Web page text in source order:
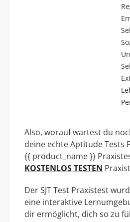
Also, worauf wartest du
deine echte Aptitude Tests
{{ product_name }}
KOSTENLOS TESTEN
Der SJT Test Praxistest
eine interaktive
dir ermöglicht, dich so zu